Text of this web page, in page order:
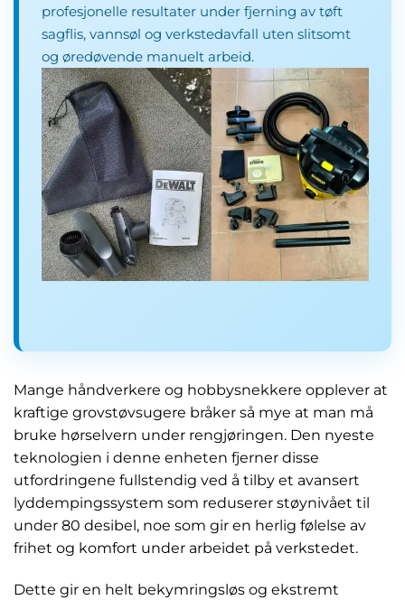
profesjonelle resultater under fjerning av tøft
sagflis, vannsøl og verkstedavfall uten slitsomt
og øredøvende manuelt arbeid.
Mange håndverkere og hobbysnekkere opplever at
kraftige grovstøvsugere bråker så mye at man må
bruke hørselvern under rengjøringen. Den nyeste
teknologien i denne enheten fjerner disse
utfordringene fullstendig ved å tilby et avansert
lyddempingssystem som reduserer støynivået til
under 80 desibel, noe som gir en herlig følelse av
frihet og komfort under arbeidet på verkstedet.
Dette gir en helt bekymringsløs og ekstremt